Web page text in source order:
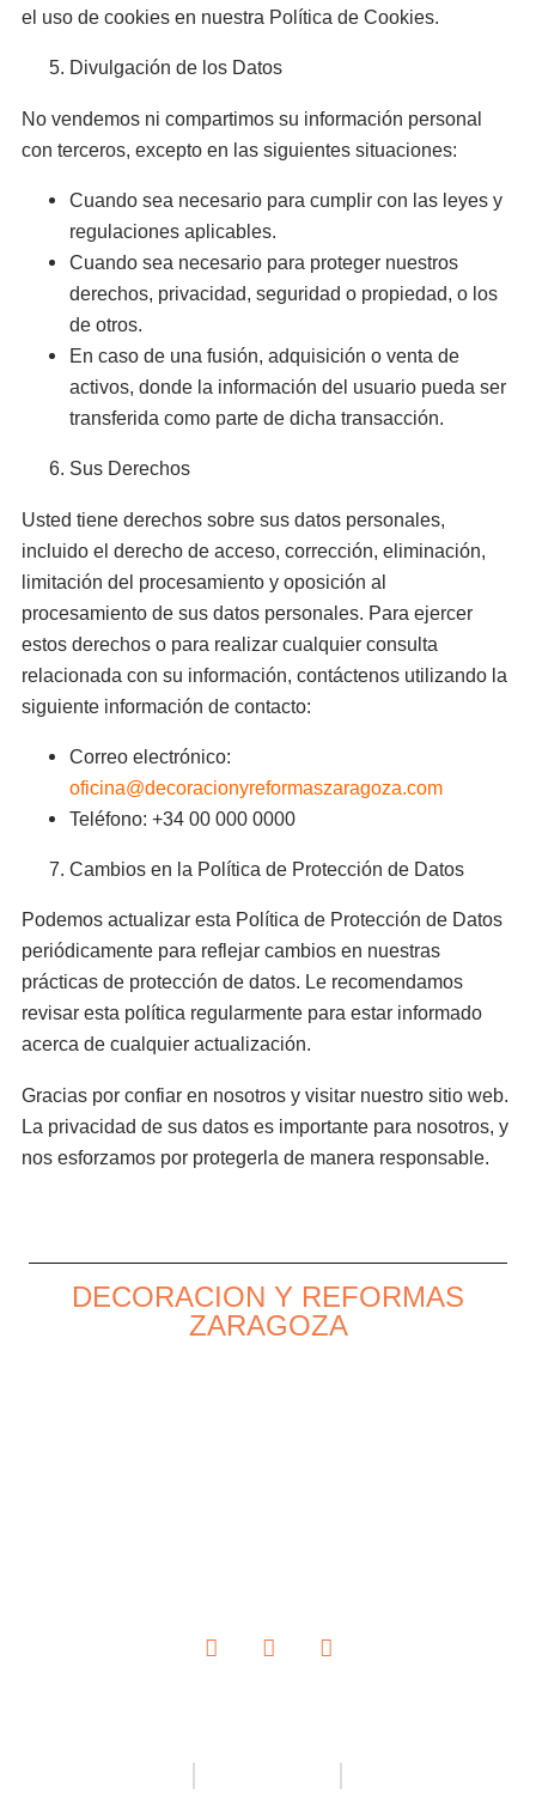
el uso de cookies en nuestra Política de Cookies.
Divulgación de los Datos
No vendemos ni compartimos su información personal
con terceros, excepto en las siguientes situaciones:
Cuando sea necesario para cumplir con las leyes y
regulaciones aplicables.
Cuando sea necesario para proteger nuestros
derechos, privacidad, seguridad o propiedad, o los
de otros.
En caso de una fusión, adquisición o venta de
activos, donde la información del usuario pueda ser
transferida como parte de dicha transacción.
Sus Derechos
Usted tiene derechos sobre sus datos personales,
incluido el derecho de acceso, corrección, eliminación,
limitación del procesamiento y oposición al
procesamiento de sus datos personales. Para ejercer
estos derechos o para realizar cualquier consulta
relacionada con su información, contáctenos utilizando la
siguiente información de contacto:
Correo electrónico:
oficina@decoracionyreformaszaragoza.com
Teléfono: +34 00 000 0000
Cambios en la Política de Protección de Datos
Podemos actualizar esta Política de Protección de Datos
periódicamente para reflejar cambios en nuestras
prácticas de protección de datos. Le recomendamos
revisar esta política regularmente para estar informado
acerca de cualquier actualización.
Gracias por confiar en nosotros y visitar nuestro sitio web.
La privacidad de sus datos es importante para nosotros, y
nos esforzamos por protegerla de manera responsable.
DECORACION Y REFORMAS
ZARAGOZA